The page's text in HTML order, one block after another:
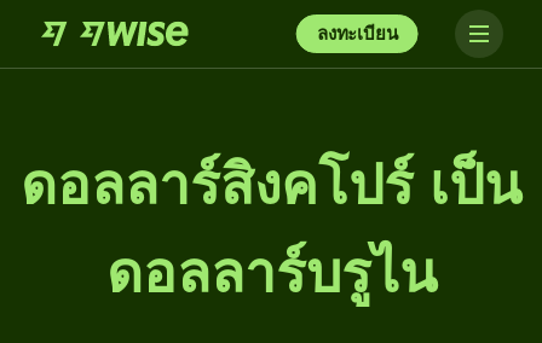
ลงทะเบียน
ดอลลาร์สิงคโปร์ เป็น
ดอลลาร์บรูไน